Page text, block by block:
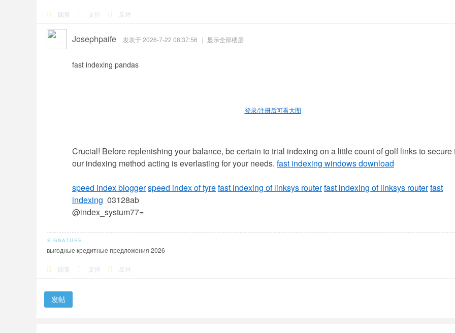
回复 支持 反对
Josephpaife 发表于 2026-7-22 08:37:56 | 显示全部楼层
fast indexing pandas
登录/注册后可看大图
Crucial! Before replenishing your balance, be certain to trial indexing on a little count of golf links to secure
our indexing method acting is everlasting for your needs. fast indexing windows download
speed index bloggerspeed index of tyrefast indexing of linksys routerfast indexing of linksys routerfast
indexing 03128ab
@index_systum77=
выгодные кредитные предложения 2026
回复 支持 反对
发帖